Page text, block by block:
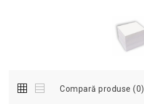
Compară produse (0)